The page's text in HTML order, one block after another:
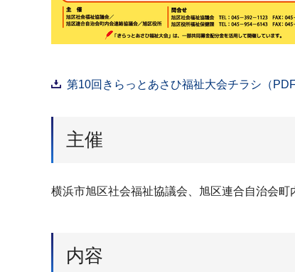
第10回きらっとあさひ福祉大会チラシ（
主催
横浜市旭区社会福祉協議会、旭区連合自治会
内容